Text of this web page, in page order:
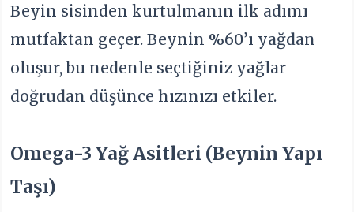
Beyin sisinden kurtulmanın ilk adımı
mutfaktan geçer. Beynin %60’ı yağdan
oluşur, bu nedenle seçtiğiniz yağlar
doğrudan düşünce hızınızı etkiler.
Omega-3 Yağ Asitleri (Beynin Yapı
Taşı)